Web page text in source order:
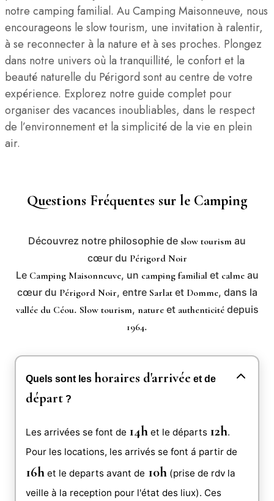
notre camping familial. Au Camping Maisonneuve, nous
encourageons le slow tourism, une invitation à ralentir,
à se reconnecter à la nature et à ses proches. Plongez
dans notre univers où la tranquillité, le confort et la
beauté naturelle du Périgord sont au centre de votre
expérience. Explorez notre guide complet pour
organiser des vacances inoubliables, dans le respect
de l’environnement et la simplicité de la vie en plein
air.
Questions Fréquentes sur le Camping
Découvrez notre philosophie de slow tourism au
cœur du Périgord Noir
Le Camping Maisonneuve, un camping familial et calmeau
cœur du Périgord Noir, entre Sarlatet Domme, dans la
vallée du Céou. Slow tourism, natureet authenticitédepuis
1964.
Quels sont les horaires d'arrivée et de
départ ?
Les arrivées se font de 14h et le départs 12h.
Pour les locations, les arrivés se font á partir de
16h et le departs avant de 10h (prise de rdv la
veille à la reception pour l'état des liux). Ces